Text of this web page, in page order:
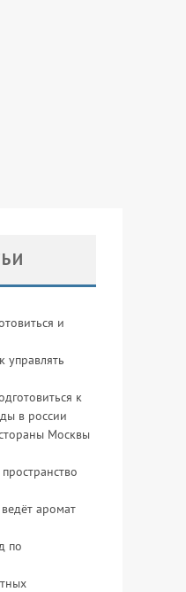
и
управлять
к
в россии
Москвы
аромат
по